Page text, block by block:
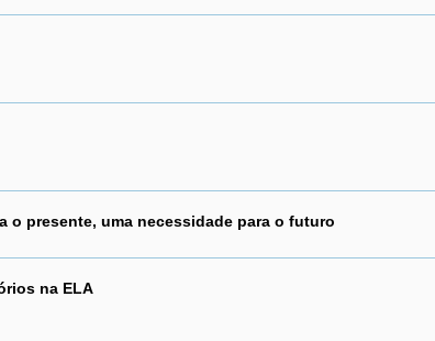
o presente, uma necessidade para o futuro
na ELA